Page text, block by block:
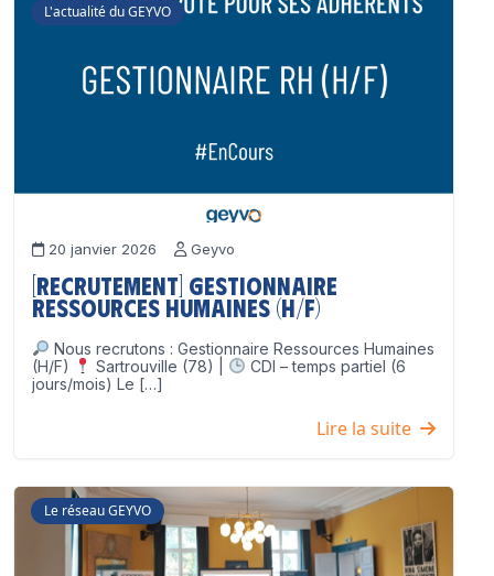
L'actualité du GEYVO
20 janvier 2026 Geyvo
[Recrutement] Gestionnaire
Ressources Humaines (H/F)
Nous recrutons : Gestionnaire Ressources Humaines
(H/F)
Sartrouville (78) |
CDI – temps partiel (6
jours/mois) Le […]
Lire la suite
Le réseau GEYVO